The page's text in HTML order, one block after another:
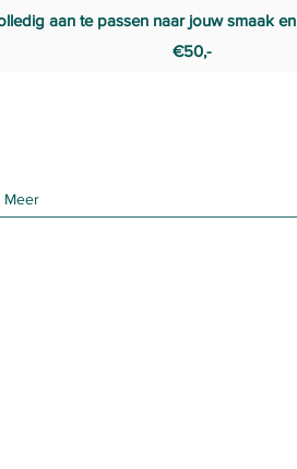
aan te passen naar jouw smaak
€50,-
Meer